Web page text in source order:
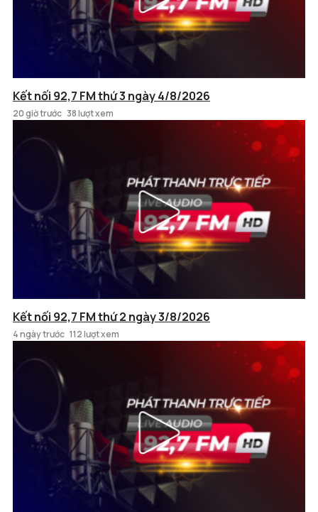
Kết nối 92,7 FM thứ 3 ngày 4/8/2026
20 giờ trước 38 lượt xem
Kết nối 92,7 FM thứ 2 ngày 3/8/2026
4 ngày trước 112 lượt xem